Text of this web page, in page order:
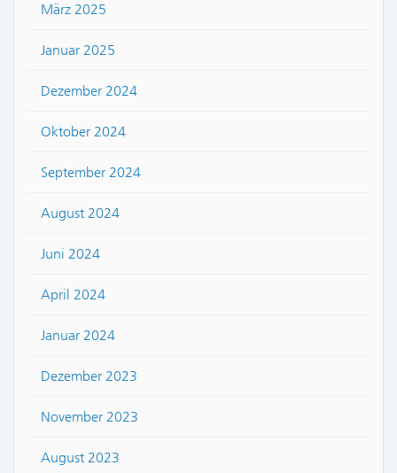
März 2025
Januar 2025
Dezember 2024
Oktober 2024
September 2024
August 2024
Juni 2024
April 2024
Januar 2024
Dezember 2023
November 2023
August 2023